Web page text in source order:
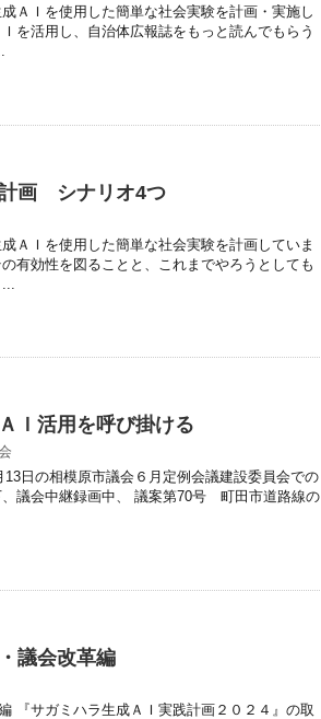
ＡＩを使用した簡単な社会実験を計画・実施し
活用し、自治体広報誌をもっと読んでもらう
画 シナリオ4つ
ＡＩを使用した簡単な社会実験を計画していま
有効性を図ることと、これまでやろうとしても
Ｉ活用を呼び掛ける
日の相模原市議会６月定例会議建設委員会での
議会中継録画中、 議案第70号 町田市道路線の
議会改革編
『サガミハラ生成ＡＩ実践計画２０２４』の取